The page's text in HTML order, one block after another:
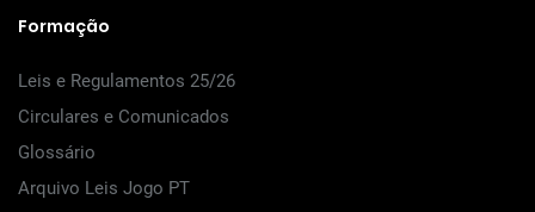
Formação
Leis e Regulamentos 25/26
Circulares e Comunicados
Glossário
Arquivo Leis Jogo PT